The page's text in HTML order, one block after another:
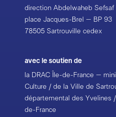
direction Abdelwaheb Sefsaf
place Jacques-Brel – BP 93
78505 Sartrouville cedex
avec le soutien de
la DRAC Île-de-France –
Culture / de la Ville de
départemental des Yvelines
de-France